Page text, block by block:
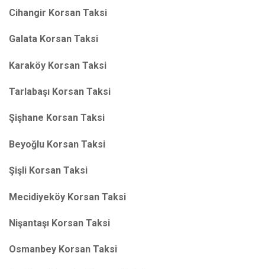
Cihangir Korsan Taksi
Galata Korsan Taksi
Karaköy Korsan Taksi
Tarlabaşı Korsan Taksi
Şişhane Korsan Taksi
Beyoğlu Korsan Taksi
Şişli Korsan Taksi
Mecidiyeköy Korsan Taksi
Nişantaşı Korsan Taksi
Osmanbey Korsan Taksi